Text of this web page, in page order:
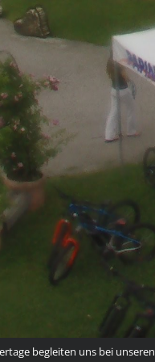
begleiten uns bei unseren